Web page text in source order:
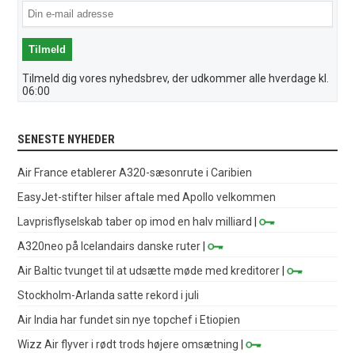
Tilmeld dig vores nyhedsbrev, der udkommer alle hverdage kl.
06:00
SENESTE NYHEDER
Air France etablerer A320-sæsonrute i Caribien
EasyJet-stifter hilser aftale med Apollo velkommen
Lavprisflyselskab taber op imod en halv milliard
|
A320neo på Icelandairs danske ruter |
Air Baltic tvunget til at udsætte møde med kreditorer |
Stockholm-Arlanda satte rekord i juli
Air India har fundet sin nye topchef i Etiopien
Wizz Air flyver i rødt trods højere omsætning |